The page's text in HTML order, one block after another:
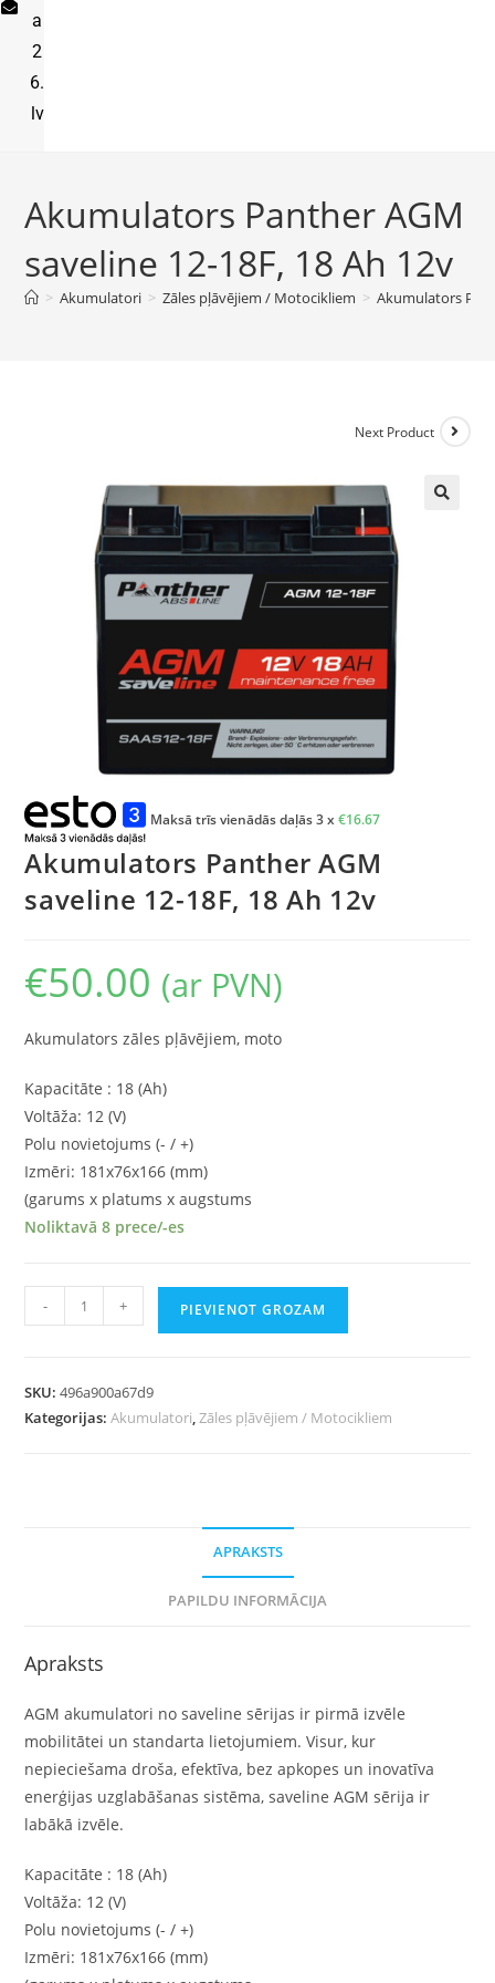
a
2
6.
lv
Akumulators Panther AGM
saveline 12-18F, 18 Ah 12v
> Akumulatori > Zāles pļāvējiem / Motocikliem > Akumulators
Next Product
Maksā trīs vienādās daļās 3 x€16.67
Akumulators Panther AGM
saveline 12-18F, 18 Ah 12v
€50.00 (ar PVN)
Akumulators zāles pļāvējiem, moto
Kapacitāte : 18 (Ah)
Voltāža: 12 (V)
Polu novietojums (- / +)
Izmēri: 181x76x166 (mm)
(garums x platums x augstums
Noliktavā 8 prece/-es
- + PIEVIENOT GROZAM
SKU:496a900a67d9
Kategorijas:Akumulatori,Zāles pļāvējiem / Motocikliem
APRAKSTS
PAPILDU INFORMĀCIJA
Apraksts
AGM akumulatori no saveline sērijas ir pirmā izvēle
mobilitātei un standarta lietojumiem. Visur, kur
nepieciešama droša, efektīva, bez apkopes un inovatīva
enerģijas uzglabāšanas sistēma, saveline AGM sērija ir
labākā izvēle.
Kapacitāte : 18 (Ah)
Voltāža: 12 (V)
Polu novietojums (- / +)
Izmēri: 181x76x166 (mm)